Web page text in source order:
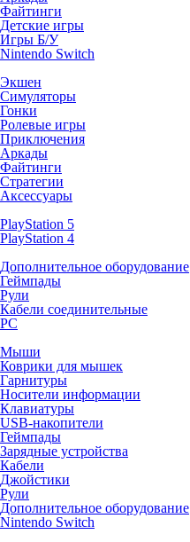
Файтинги
Детские игры
Игры Б/У
Nintendo Switch
Экшен
Симуляторы
Гонки
Ролевые игры
Приключения
Аркады
Файтинги
Стратегии
Аксессуары
PlayStation 5
PlayStation 4
Дополнительное оборудование
Геймпады
Рули
Кабели соединительные
PC
Мыши
Коврики для мышек
Гарнитуры
Носители информации
Клавиатуры
USB-накопители
Геймпады
Зарядные устройства
Кабели
Джойстики
Рули
Дополнительное оборудование
Nintendo Switch